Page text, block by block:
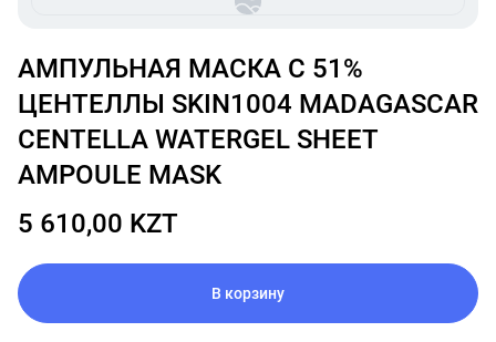
АМПУЛЬНАЯ МАСКА С 51%
ЦЕНТЕЛЛЫ SKIN1004 MADAGASCAR
CENTELLA WATERGEL SHEET
AMPOULE MASK
5 610,00 KZT
В корзину